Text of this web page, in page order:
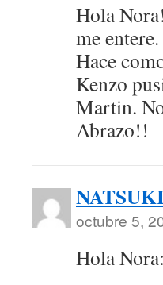
Hola
me entere.
Hace
Kenzo
Martin.
Abrazo!!
octubre 5,
Hola Nora: